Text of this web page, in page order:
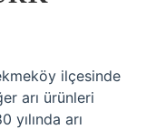
ilçesinde
arı ürünleri
yılında arı